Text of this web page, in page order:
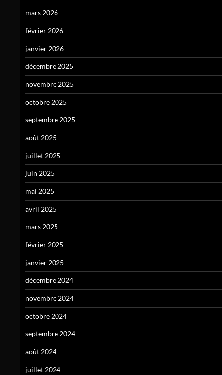
mars 2026
février 2026
janvier 2026
décembre 2025
novembre 2025
octobre 2025
septembre 2025
août 2025
juillet 2025
juin 2025
mai 2025
avril 2025
mars 2025
février 2025
janvier 2025
décembre 2024
novembre 2024
octobre 2024
septembre 2024
août 2024
juillet 2024